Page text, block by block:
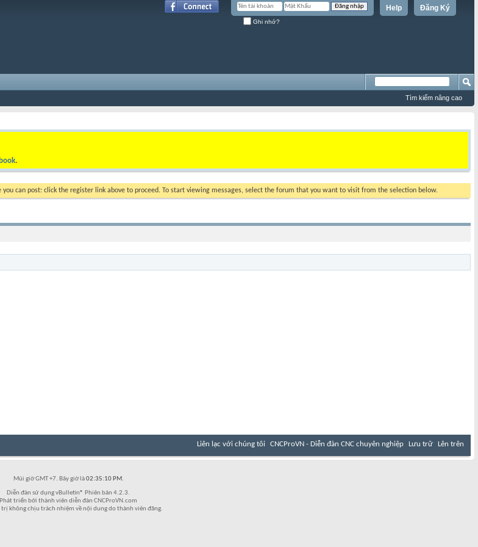
Đăng Ký
Help
Ghi nhớ?
Tìm kiếm nâng cao
.
you can post: click the register link above to proceed. To start viewing messages, select the forum that you want to visit from the selection below.
Liên lạc với chúng tôi CNCProVN - Diễn đàn CNC chuyên nghiệp Lưu trữ Lên trên
Múi giờ GMT +7. Bây giờ là02:35:10 PM.
Diễn đàn sử dụng vBulletin® Phiên bản 4.2.3.
Phát triển bởi thành viên diễn đàn CNCProVN.com
trị không chịu trách nhiệm về nội dung do thành viên đăng.